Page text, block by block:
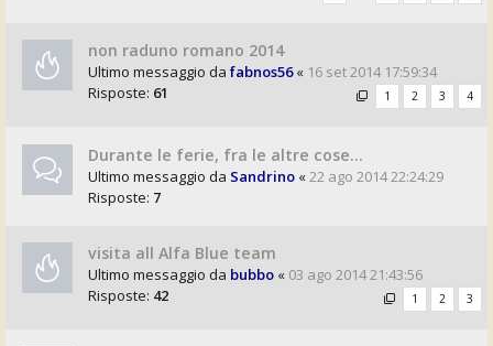
non raduno romano 2014
Ultimo messaggio da fabnos56« 16 set 2014 17:59:34
Risposte: 61 1 2 3 4
Durante le ferie, fra le altre cose...
Ultimo messaggio da Sandrino «22 ago 2014 22:24:29
Risposte: 7
visita all Alfa Blue team
Ultimo messaggio da bubbo « 03 ago 2014 21:43:56
Risposte: 42 1 2 3